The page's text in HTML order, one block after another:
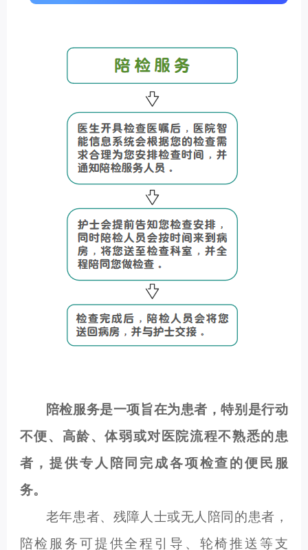
陪检服务是一项旨在为患者，特别是行动
不便、高龄、体弱或对医院流程不熟悉的患
者，提供专人陪同完成各项检查的便民服
务。
老年患者、残障人士或无人陪同的患者，
陪检服务可提供全程引导、轮椅推送等支